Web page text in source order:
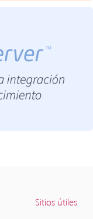
Sitios útiles